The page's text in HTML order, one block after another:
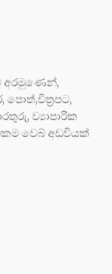
අරමුණෙන්,
පොත්,චිත්‍රපට,
ව්‍යාපාරික
වෙබ් අඩවියක්